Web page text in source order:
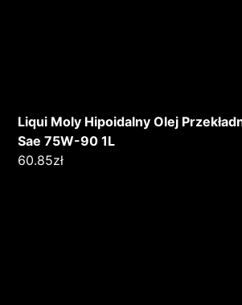
Liqui Moly Hipoidalny Olej
Sae 75W-90 1L
60.85zł